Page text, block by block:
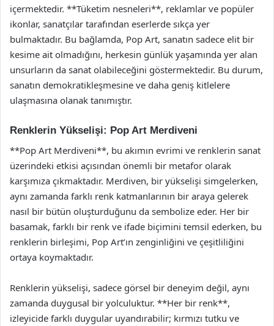
içermektedir. **Tüketim nesneleri**, reklamlar ve popüler
ikonlar, sanatçılar tarafından eserlerde sıkça yer
bulmaktadır. Bu bağlamda, Pop Art, sanatın sadece elit bir
kesime ait olmadığını, herkesin günlük yaşamında yer alan
unsurların da sanat olabileceğini göstermektedir. Bu durum,
sanatın demokratikleşmesine ve daha geniş kitlelere
ulaşmasına olanak tanımıştır.
Renklerin Yükselişi: Pop Art Merdiveni
**Pop Art Merdiveni**, bu akımın evrimi ve renklerin sanat
üzerindeki etkisi açısından önemli bir metafor olarak
karşımıza çıkmaktadır. Merdiven, bir yükselişi simgelerken,
aynı zamanda farklı renk katmanlarının bir araya gelerek
nasıl bir bütün oluşturduğunu da sembolize eder. Her bir
basamak, farklı bir renk ve ifade biçimini temsil ederken, bu
renklerin birleşimi, Pop Art’ın zenginliğini ve çeşitliliğini
ortaya koymaktadır.
Renklerin yükselişi, sadece görsel bir deneyim değil, aynı
zamanda duygusal bir yolculuktur. **Her bir renk**,
izleyicide farklı duygular uyandırabilir; kırmızı tutku ve